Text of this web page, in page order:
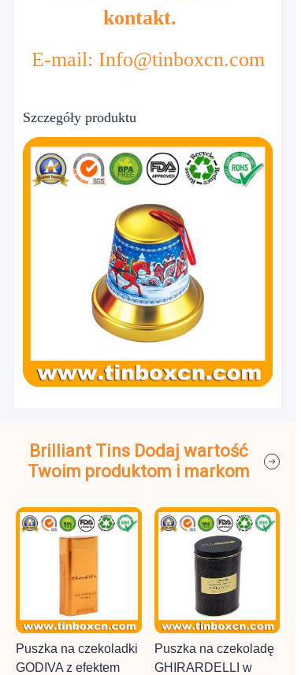
kontakt.
E-mail: Info@tinboxcn.com
Szczegóły produktu
Brilliant Tins Dodaj wartość
Twoim produktom i markom
Puszka na czekoladki
GODIVA z efektem
Puszka na czekoladę
GHIRARDELLI w